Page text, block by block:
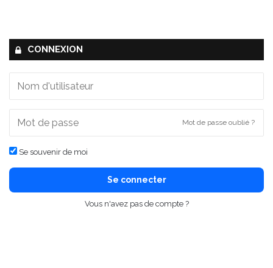
CONNEXION
Mot de passe oublié ?
Se souvenir de moi
Se connecter
Vous n'avez pas de compte ?